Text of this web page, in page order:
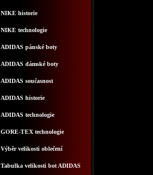
NIKE historie
NIKE technologie
ADIDAS pánské boty
ADIDAS dámské boty
ADIDAS současnost
ADIDAS historie
ADIDAS technologie
GORE-TEX technologie
Výběr velikosti oblečení
Tabulka velikosti bot ADIDAS